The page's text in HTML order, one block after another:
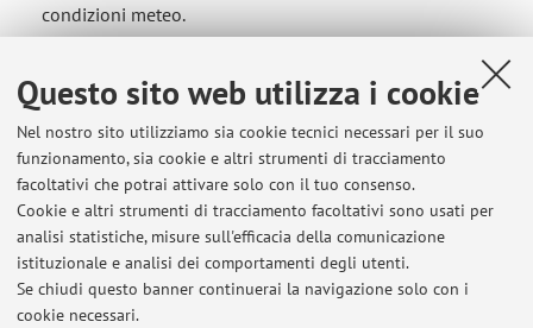
Questo sito web utilizza i cookie
Nel nostro sito utilizziamo sia cookie tecnici necessari per il suo
funzionamento, sia cookie e altri strumenti di tracciamento
facoltativi che potrai attivare solo con il tuo consenso.
Cookie e altri strumenti di tracciamento facoltativi sono usati per
analisi statistiche, misure sull'efficacia della comunicazione
istituzionale e analisi dei comportamenti degli utenti.
Se chiudi questo banner continuerai la navigazione solo con i
cookie necessari.
condizioni meteo.
Lezione di Malattie Odontostomatologiche (13-
12-2016)
La lezione di Malattie Odontostomatologiche (C.I. Clinica
Medico-Chirurgica degli Organi di Senso) (A-K) del 13
Dicembre 2016 si terrà nell'Aula Magna della Clinica
Odontoiatrica (Via San Vitale, 59) dalle 16 alle 18.
Pubblicato il: 30 novembre 2016